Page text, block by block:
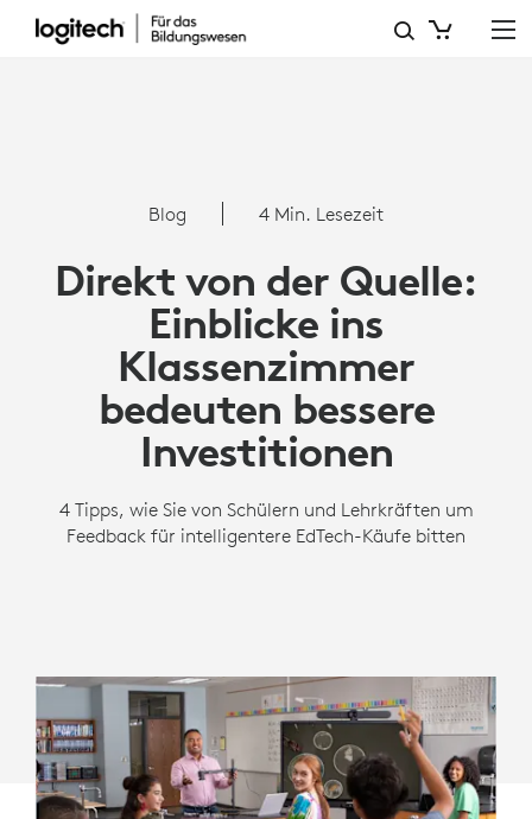
DIREKT
ERKENNTNISSE
AUS
DEM
KLASSENZIMMER
BEDEUTEN
BESSERE
INVESTITIONEN
Blog 4 Min. Lesezeit
Direkt von der Quelle:
Einblicke ins
Klassenzimmer
bedeuten bessere
Investitionen
4 Tipps, wie Sie von Schülern und Lehrkräften um
Feedback für intelligentere EdTech-Käufe bitten